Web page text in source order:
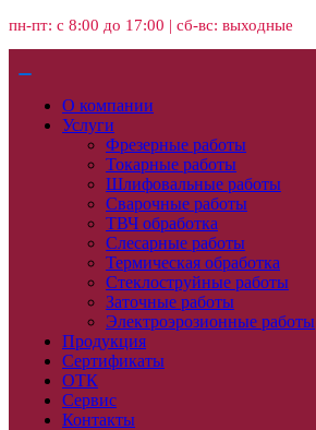
пн-пт: с 8:00 до 17:00 | сб-вс: выходные
О компании
Услуги
Фрезерные работы
Токарные работы
Шлифовальные работы
Сварочные работы
ТВЧ обработка
Слесарные работы
Термическая обработка
Стеклоструйные работы
Заточные работы
Электроэрозионные работы
Продукция
Сертификаты
ОТК
Сервис
Контакты